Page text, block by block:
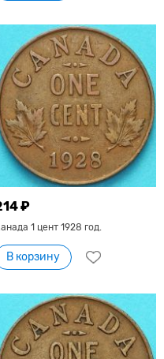
₽
1 цент 1928 год.
В корзину